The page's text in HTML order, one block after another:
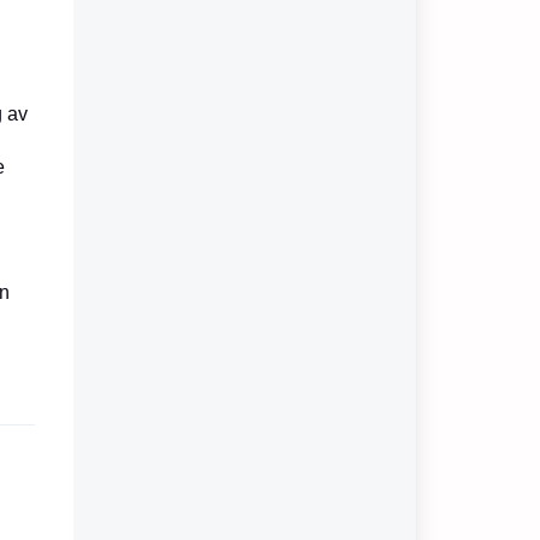
av